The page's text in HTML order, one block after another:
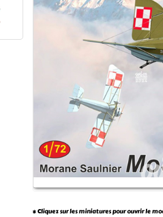
* Cliquez sur les miniatures pour ouvrir le